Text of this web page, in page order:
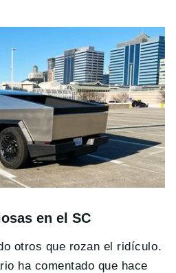
en el SC
otros que rozan el ridículo.
ha comentado que hace